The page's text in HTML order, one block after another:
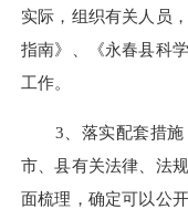
实际，组织有关人员
指南》、《永春县科
工作。
3、落实配套措施
市、县有关法律、法
面梳理，确定可以公